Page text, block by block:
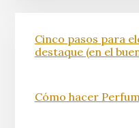
Cinco pasos para
destaque (en el
Cómo hacer